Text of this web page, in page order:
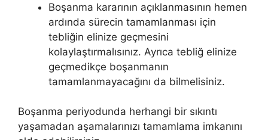
Boşanma kararının açıklanmasının hemen
ardında sürecin tamamlanması için
tebliğin elinize geçmesini
kolaylaştırmalısınız. Ayrıca tebliğ elinize
geçmedikçe boşanmanın
tamamlanmayacağını da bilmelisiniz.
Boşanma periyodunda herhangi bir sıkıntı
yaşamadan aşamalarınızı tamamlama imkanını